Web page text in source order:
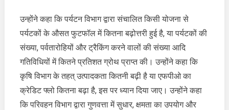
उन्होंने कहा कि पर्यटन विभाग द्वारा संचालित किसी योजना से
पर्यटकों के औसत फुटफॉल में कितना बढ़ोत्तरी हुई है, या पर्यटकों की
संख्या, पर्वतारोहियों और ट्रैकिंग करने वालों की संख्या आदि
गतिविधियों में कितने प्रतिशत ग्रोथ प्राप्त की। उन्होंने कहा कि
कृषि विभाग के तहत् उत्पादकता कितनी बढ़ी है या एफपीओ का
क्रेडिट फ्लो कितना बढ़ा है, इस पर ध्यान दिया जाए। उन्होंने कहा
कि परिवहन विभाग द्वारा गुणवत्ता में सुधार, क्षमता का उपयोग और